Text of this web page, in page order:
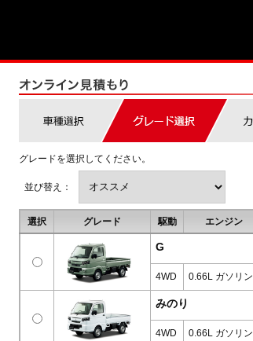
グレードを選択してください。
並び替え：
選択 グレード 駆動 エンジン
G
4WD 0.66L ガソリン
みのり
4WD 0.66L ガソリン